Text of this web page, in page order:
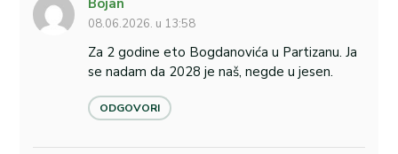
08.06.2026. u 13:58
Za 2 godine eto Bogdanovića u Partizanu. Ja
se nadam da 2028 je naš, negde u jesen.
ODGOVORI